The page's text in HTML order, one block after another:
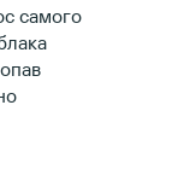
самого